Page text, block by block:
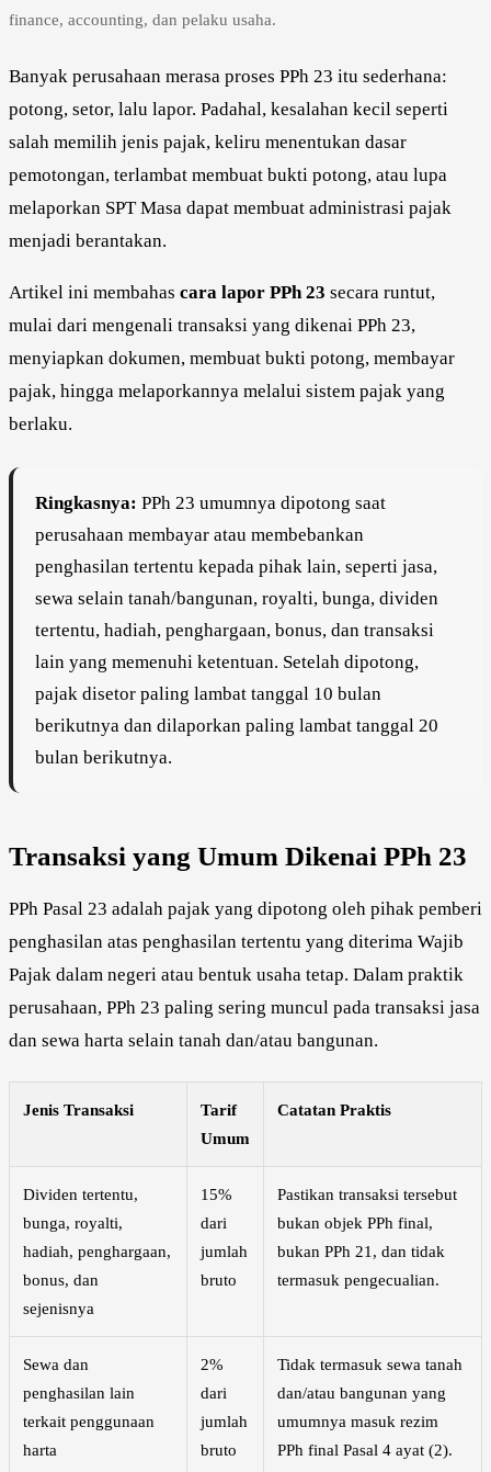
finance, accounting, dan pelaku usaha.
Banyak perusahaan merasa proses PPh 23 itu sederhana:
potong, setor, lalu lapor. Padahal, kesalahan kecil seperti
salah memilih jenis pajak, keliru menentukan dasar
pemotongan, terlambat membuat bukti potong, atau lupa
melaporkan SPT Masa dapat membuat administrasi pajak
menjadi berantakan.
Artikel ini membahas cara lapor PPh 23 secara runtut,
mulai dari mengenali transaksi yang dikenai PPh 23,
menyiapkan dokumen, membuat bukti potong, membayar
pajak, hingga melaporkannya melalui sistem pajak yang
berlaku.
Ringkasnya: PPh 23 umumnya dipotong saat
perusahaan membayar atau membebankan
penghasilan tertentu kepada pihak lain, seperti jasa,
sewa selain tanah/bangunan, royalti, bunga, dividen
tertentu, hadiah, penghargaan, bonus, dan transaksi
lain yang memenuhi ketentuan. Setelah dipotong,
pajak disetor paling lambat tanggal 10 bulan
berikutnya dan dilaporkan paling lambat tanggal 20
bulan berikutnya.
Transaksi yang Umum Dikenai PPh 23
PPh Pasal 23 adalah pajak yang dipotong oleh pihak pemberi
penghasilan atas penghasilan tertentu yang diterima Wajib
Pajak dalam negeri atau bentuk usaha tetap. Dalam praktik
perusahaan, PPh 23 paling sering muncul pada transaksi jasa
dan sewa harta selain tanah dan/atau bangunan.
Jenis Transaksi
Tarif
Umum
Catatan Praktis
Dividen tertentu,
bunga, royalti,
hadiah, penghargaan,
bonus, dan
sejenisnya
15%
dari
jumlah
bruto
Pastikan transaksi tersebut
bukan objek PPh final,
bukan PPh 21, dan tidak
termasuk pengecualian.
Sewa dan
penghasilan lain
terkait penggunaan
harta
2%
dari
jumlah
bruto
Tidak termasuk sewa tanah
dan/atau bangunan yang
umumnya masuk rezim
PPh final Pasal 4 ayat (2).